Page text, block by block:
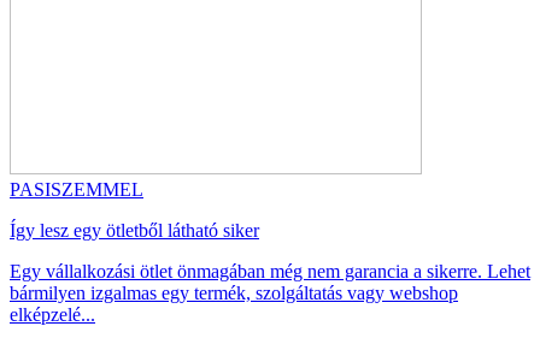
PASISZEMMEL
Így lesz egy ötletből látható siker
Egy vállalkozási ötlet önmagában még nem garancia a sikerre. Lehet
bármilyen izgalmas egy termék, szolgáltatás vagy webshop
elképzelé...